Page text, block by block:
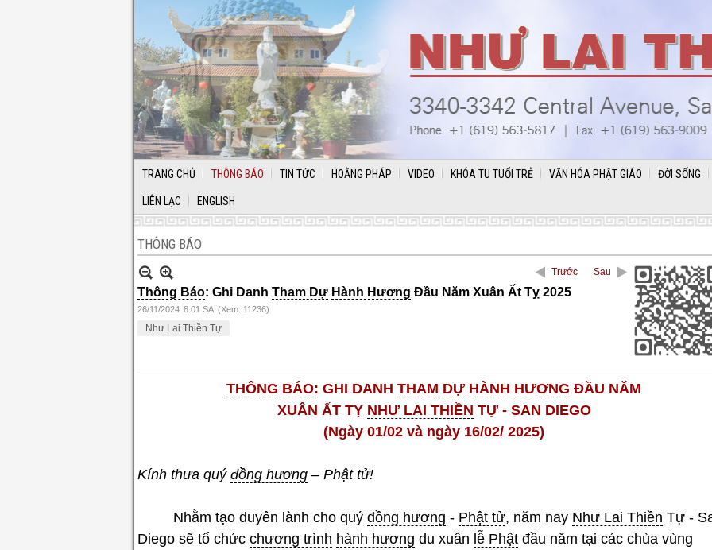
TRANG CHỦ THÔNG BÁO TIN TỨC HOẰNG PHÁP VIDEO KHÓA TU TUỔI TRẺ VĂN HÓA PHẬT GIÁO ĐỜI SỐNG
LIÊN LẠC ENGLISH
THÔNG BÁO
Trước Sau
Thông Báo: Ghi Danh Tham Dự Hành Hương Đầu Năm Xuân Ất Tỵ 2025
26/11/2024 8:01 SA (Xem: 11236)
Như Lai Thiền Tự
THÔNG BÁO: GHI DANH THAM DỰ HÀNH HƯƠNG ĐẦU NĂM
XUÂN ẤT TỴ NHƯ LAI THIỀN TỰ - SAN DIEGO
(Ngày 01/02 và ngày 16/02/ 2025)
Kính thưa quý đồng hương – Phật tử!
Nhằm tạo duyên lành cho quý đồng hương - Phật tử, năm nay Như Lai Thiền Tự -
Diego sẽ tổ chức chương trình hành hương du xuân lễ Phật đầu năm tại các chùa vùng